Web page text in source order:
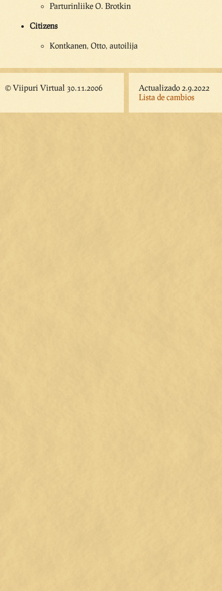
Parturinliike O. Brotkin
Citizens
Kontkanen, Otto, autoilija
© Viipuri Virtual 30.11.2006
Actualizado 2.9.2022
Lista de cambios